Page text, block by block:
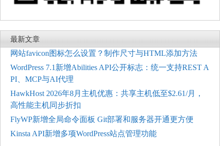
最新文章
网站favicon图标怎么设置？制作尺寸与HTML添加方法
WordPress 7.1新增Abilities API公开标志：统一支持REST A
PI、MCP与AI代理
HawkHost 2026年8月主机优惠：共享主机低至$2.61/月，
高性能主机同步折扣
FlyWP新增全局命令面板 Git部署和服务器开通更方便
Kinsta API新增多项WordPress站点管理功能